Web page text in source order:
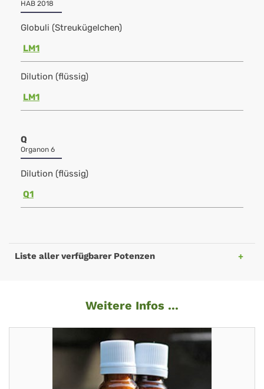
HAB 2018
Globuli (Streukügelchen)
LM1
Dilution (flüssig)
LM1
Q
Organon 6
Dilution (flüssig)
Q1
Liste aller verfügbarer Potenzen
Weitere Infos ...